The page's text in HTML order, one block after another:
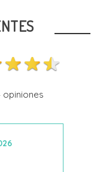
opiniones